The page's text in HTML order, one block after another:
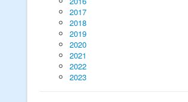
2017
2018
2019
2020
2021
2022
2023